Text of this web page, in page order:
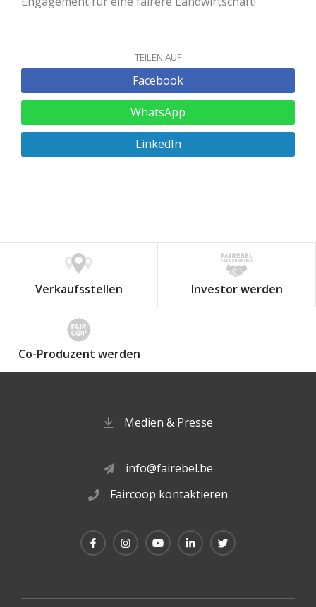
TEILEN AUF
Facebook
WhatsApp
LinkedIn
Verkaufsstellen Investor werden
Co-Produzent werden
Medien & Presse
info@fairebel.be
Faircoop kontaktieren